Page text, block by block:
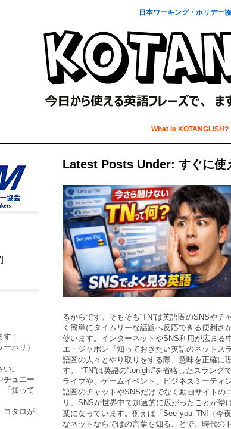
日本ワーキング・ホリデー
What is KOTANGLISH?
Latest Posts Under: すぐに使
るからです。そもそも“TN”は英語圏のSNSや
く簡単にタイムリーな話題へ反応できる便利
使います。インターネットやSNS利用が広まる
エ・ジャポン『知っておきたい英語のネットス
語圏の人々とやり取りをする際、意味を正確に
す。 “TN”は英語の“tonight”を省略したスラン
ライブや、ゲームイベント、ビジネスミーティ
語圏のチャットやSNSだけでなく動画サイトの
リ、SNSが世界中で加速的に広がったことが挙
葉になっています。例えば「See you TN!（今
なネットならではの言葉を知ることで、時代
！
ホリ）
。
チュエー
「知って
コタロが